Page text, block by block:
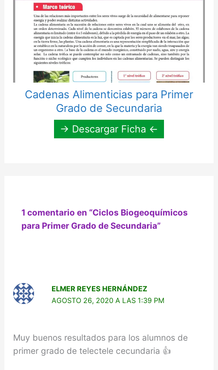
Cadenas Alimenticias para Primer
Grado de Secundaria
→ Descargar Ficha ←
1 comentario en “Ciclos Biogeoquímicos
para Primer Grado de Secundaria”
ELMER REYES HERNÁNDEZ
AGOSTO 26, 2020 A LAS 1:39 PM
Muy buenos resultados para los alumnos de
primer grado de telectele cecundaria 👍